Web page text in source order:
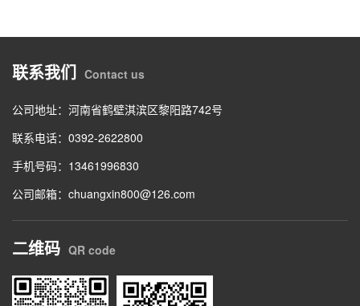
联系我们 Contact us
公司地址：河南省鹤壁淇滨区黎阳路742号
联系电话：0392-2622800
手机号码：13461996830
公司邮箱：chuangxin800@126.com
二维码 QR code